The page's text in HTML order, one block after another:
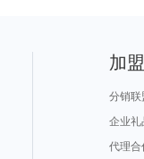
加
分销联
企业礼
代理合